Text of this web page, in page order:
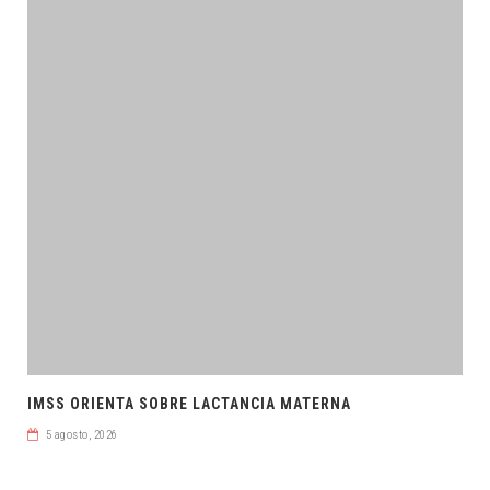
IMSS ORIENTA SOBRE LACTANCIA MATERNA
5 agosto, 2026